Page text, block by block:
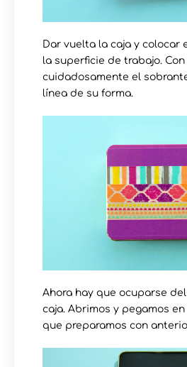
Dar vuelta la caja y colocar
la superficie de trabajo.
cuidadosamente el
línea de su forma.
Ahora hay que ocuparse
caja. Abrimos y pegamos
que preparamos con